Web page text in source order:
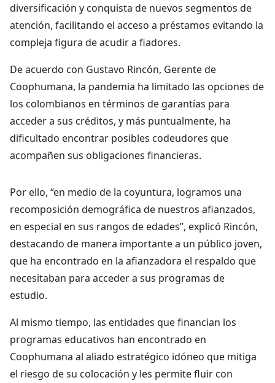
diversificación y conquista de nuevos segmentos de
atención, facilitando el acceso a préstamos evitando la
compleja figura de acudir a fiadores.
De acuerdo con Gustavo Rincón, Gerente de
Coophumana, la pandemia ha limitado las opciones de
los colombianos en términos de garantías para
acceder a sus créditos, y más puntualmente, ha
dificultado encontrar posibles codeudores que
acompañen sus obligaciones financieras.
Por ello, “en medio de la coyuntura, logramos una
recomposición demográfica de nuestros afianzados,
en especial en sus rangos de edades”, explicó Rincón,
destacando de manera importante a un público joven,
que ha encontrado en la afianzadora el respaldo que
necesitaban para acceder a sus programas de
estudio.
Al mismo tiempo, las entidades que financian los
programas educativos han encontrado en
Coophumana al aliado estratégico idóneo que mitiga
el riesgo de su colocación y les permite fluir con